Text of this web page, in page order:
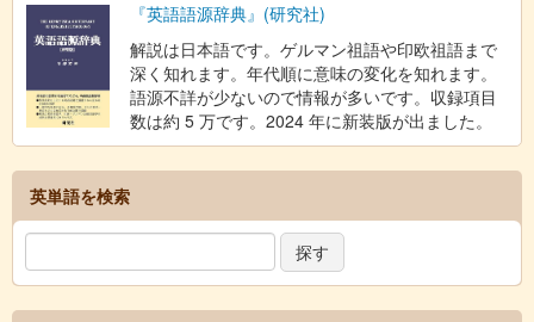
『英語語源辞典』(研究社)
解説は日本語です。ゲルマン祖語や印欧祖語まで
深く知れます。年代順に意味の変化を知れます。
語源不詳が少ないので情報が多いです。収録項目
数は約 5 万です。2024 年に新装版が出ました。
英単語を検索